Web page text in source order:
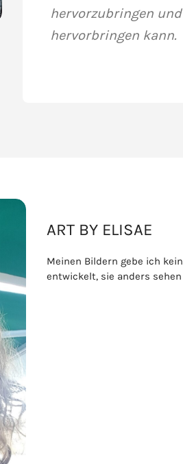
hervorzubringen
hervorbringen kann.
ART BY ELISAE
Meinen Bildern gebe ich
entwickelt, sie anders